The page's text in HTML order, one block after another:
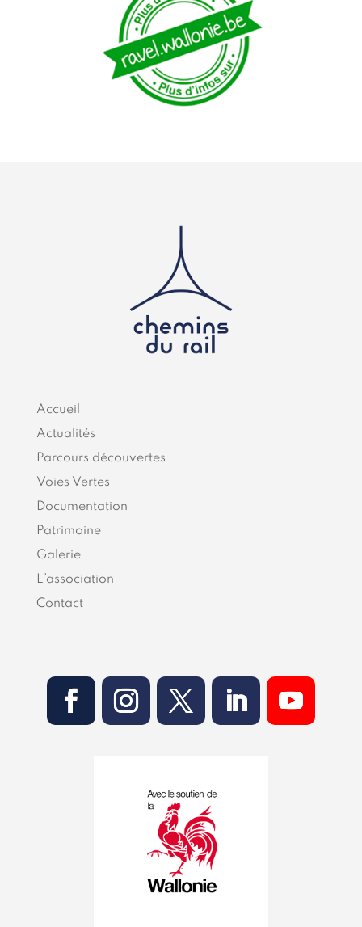
Accueil
Actualités
Parcours découvertes
Voies Vertes
Documentation
Patrimoine
Galerie
L’association
Contact